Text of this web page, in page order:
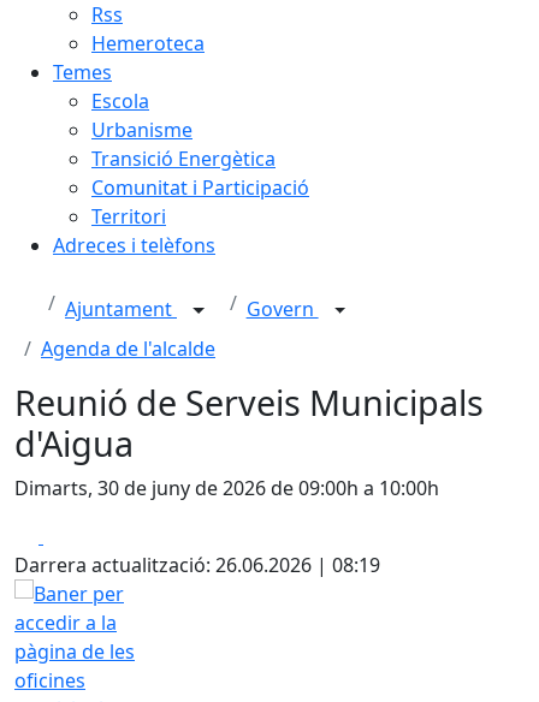
Rss
Hemeroteca
Temes
Escola
Urbanisme
Transició Energètica
Comunitat i Participació
Territori
Adreces i telèfons
Ajuntament
Govern
Agenda de l'alcalde
Reunió de Serveis Municipals
d'Aigua
Dimarts, 30 de juny de 2026 de 09:00h a 10:00h
Darrera actualització: 26.06.2026 | 08:19